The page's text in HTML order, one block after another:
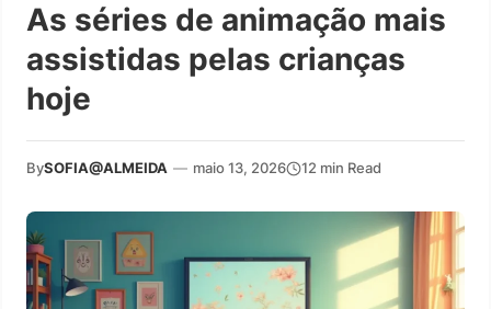
As séries de animação mais
assistidas pelas crianças
hoje
BySOFIA@ALMEIDA — maio 13, 2026 12 min Read